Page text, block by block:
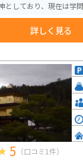
としており、現在は学
ます。また、梅と紅葉
が開催され、多くの観
植えられており、見
は境内や周辺で多くの
花祭が開催され、上七
れます（野点のお茶は
って異なりますが、夏
は5:30～17:30となって
詳しく見る
5 （口コミ1件）